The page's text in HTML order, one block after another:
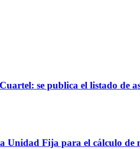
se publica el listado de
Unidad Fija para el cálculo de